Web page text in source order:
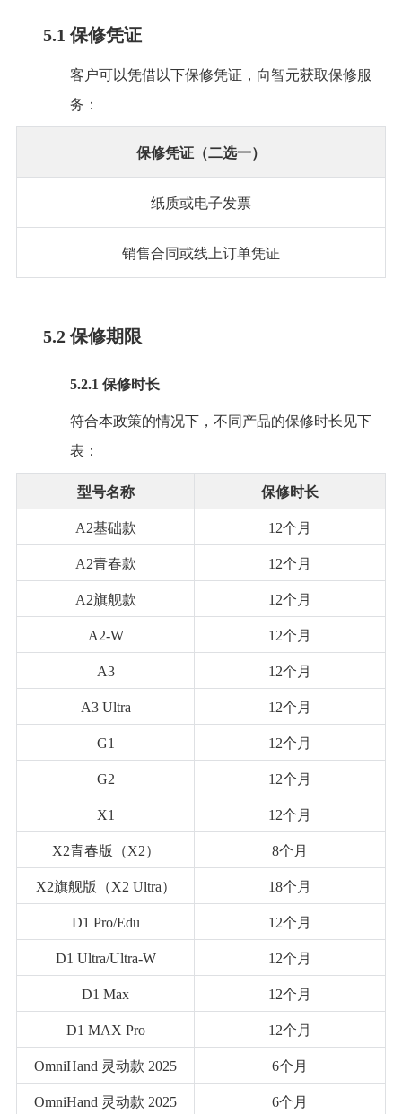
5.1 保修凭证
客户可以凭借以下保修凭证，向智元获取保修服
务：
保修凭证（二选一）
纸质或电子发票
销售合同或线上订单凭证
5.2 保修期限
5.2.1 保修时长
符合本政策的情况下，不同产品的保修时长见下
表：
型号名称 保修时长
A2基础款 12个月
A2青春款 12个月
A2旗舰款 12个月
A2-W 12个月
A3 12个月
A3 Ultra 12个月
G1 12个月
G2 12个月
X1 12个月
X2青春版（X2） 8个月
X2旗舰版（X2 Ultra） 18个月
D1 Pro/Edu 12个月
D1 Ultra/Ultra-W 12个月
D1 Max 12个月
D1 MAX Pro 12个月
OmniHand 灵动款 2025 6个月
OmniHand 灵动款 2025 6个月